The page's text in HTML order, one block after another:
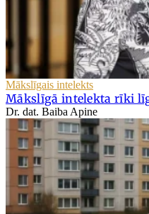
Mākslīgais intelekts
Mākslīgā intelekta rīki
Dr. dat. Baiba Apine